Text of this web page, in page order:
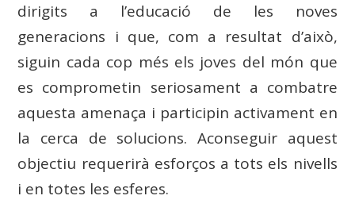
dirigits a l’educació de les noves
generacions i que, com a resultat d’això,
siguin cada cop més els joves del món que
es comprometin seriosament a combatre
aquesta amenaça i participin activament en
la cerca de solucions. Aconseguir aquest
objectiu requerirà esforços a tots els nivells
i en totes les esferes.